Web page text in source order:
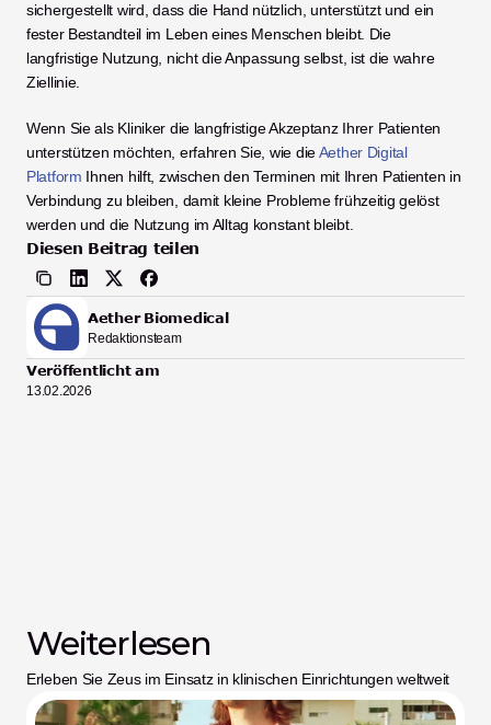
sichergestellt wird, dass die Hand nützlich, unterstützt und ein
fester Bestandteil im Leben eines Menschen bleibt. Die
langfristige Nutzung, nicht die Anpassung selbst, ist die wahre
Ziellinie.
Wenn Sie als Kliniker die langfristige Akzeptanz Ihrer Patienten
unterstützen möchten, erfahren Sie, wie die Aether Digital
Platform Ihnen hilft, zwischen den Terminen mit Ihren Patienten in
Verbindung zu bleiben, damit kleine Probleme frühzeitig gelöst
werden und die Nutzung im Alltag konstant bleibt.
Diesen Beitrag teilen
Aether Biomedical
Redaktionsteam
Veröffentlicht am
13.02.2026
Weiterlesen
Erleben Sie Zeus im Einsatz in klinischen Einrichtungen weltweit